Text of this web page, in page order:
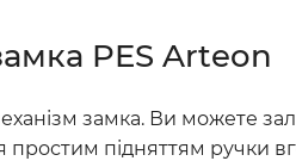
PES Arteon
замка. Ви можете
підняттям ручки